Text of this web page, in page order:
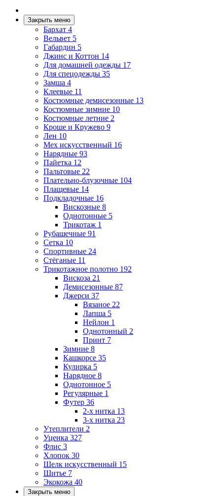
Закрыть меню
Бархат 4
Вельвет 5
Габардин 5
Джинс и Коттон 14
Для домашней одежды 17
Для спецодежды 35
Замша 4
Клеевые 11
Костюмные демисезонные 13
Костюмные зимние 10
Костюмные летние 2
Кроше и Кружево 9
Лен 10
Мех искусственный 16
Нарядные 93
Пайетка 12
Пальтовые 22
Плательно-блузочные 104
Плащевые 14
Подкладочные 16
Вискозные 8
Однотонные 5
Трикотаж 1
Рубашечные 91
Сетка 10
Спортивные 24
Стёганые 11
Трикотажное полотно 192
Вискоза 21
Демисезонные 87
Джерси 37
Вязаное 22
Лапша 5
Нейлон 1
Однотонный 2
Принт 7
Зимние 8
Кашкорсе 35
Кулирка 5
Нарядное 8
Однотонное 5
Регулярные 1
Футер 36
2-х нитка 13
3-х нитка 23
Утеплители 2
Уценка 327
Флис 3
Хлопок 30
Шелк искусственный 15
Шитье 7
Экокожа 40
Закрыть меню